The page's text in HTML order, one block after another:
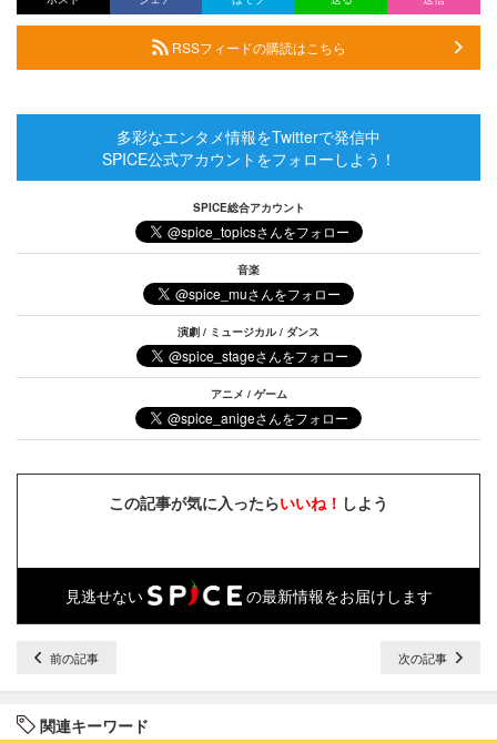
RSSフィードの購読はこちら
多彩なエンタメ情報をTwitterで発信中
SPICE公式アカウントをフォローしよう！
SPICE総合アカウント
音楽
演劇 / ミュージカル / ダンス
アニメ / ゲーム
この記事が気に入ったらいいね！ しよう
見逃せない の最新情報をお届けします
前の記事 次の記事
関連キーワード